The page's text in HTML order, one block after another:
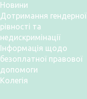
Новини
Дотримання гендерної
рівності та
недискримінації
Інформація щодо
безоплатної правової
допомоги
Колегія